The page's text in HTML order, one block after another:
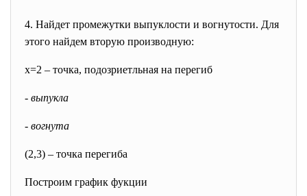
4. Найдет промежутки выпуклости и вогнутости. Для
этого найдем вторую производную:
x=2 – точка, подозриетльная на перегиб
- выпукла
- вогнута
(2,3) – точка перегиба
Построим график фукции